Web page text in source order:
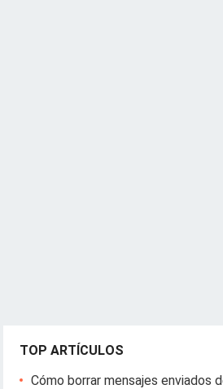
TOP ARTÍCULOS
Cómo borrar mensajes enviados